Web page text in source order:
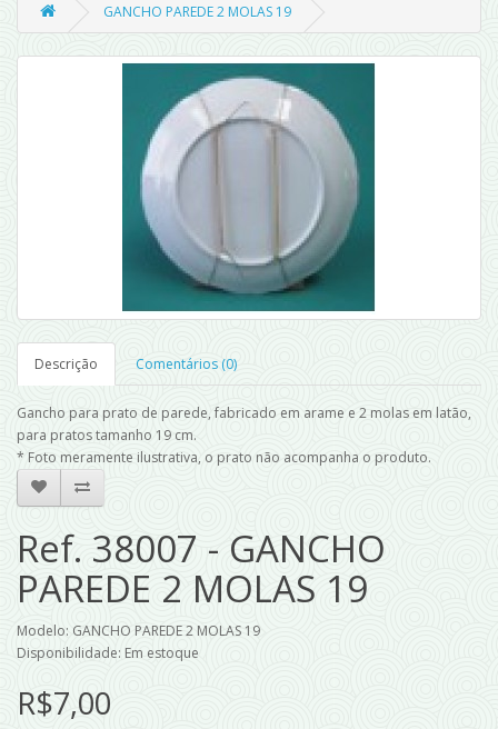
GANCHO PAREDE 2 MOLAS 19
Descrição Comentários (0)
Gancho para prato de parede, fabricado em arame e 2 molas em latão,
para pratos tamanho 19 cm.
* Foto meramente ilustrativa, o prato não acompanha o produto.
Ref. 38007 - GANCHO
PAREDE 2 MOLAS 19
Modelo: GANCHO PAREDE 2 MOLAS 19
Disponibilidade: Em estoque
R$7,00